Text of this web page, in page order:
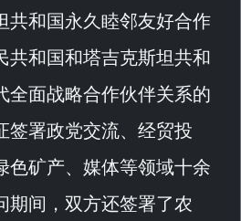
共和国永久睦邻友好合作
共和国和塔吉克斯坦共和
全面战略合作伙伴关系的
签署政党交流、经贸投
色矿产、媒体等领域十余
期间，双方还签署了农